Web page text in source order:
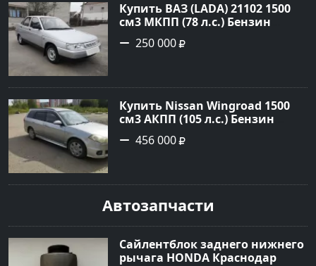
Купить ВАЗ (LADA) 21102 1500
см3 МКПП (78 л.с.) Бензин
карбюратор в Небуг: цвет
Серебро Седан 2001 года по
Авторынок23
250 000
Купить Nissan Wingroad 1500
см3 АКПП (105 л.с.) Бензин
инжектор в Армавир: цвет
Серебристый Универсал 2002
Авторынок23
456 000
Автозапчасти
Сайлентблок заднего нижнего
рычага HONDA Краснодар